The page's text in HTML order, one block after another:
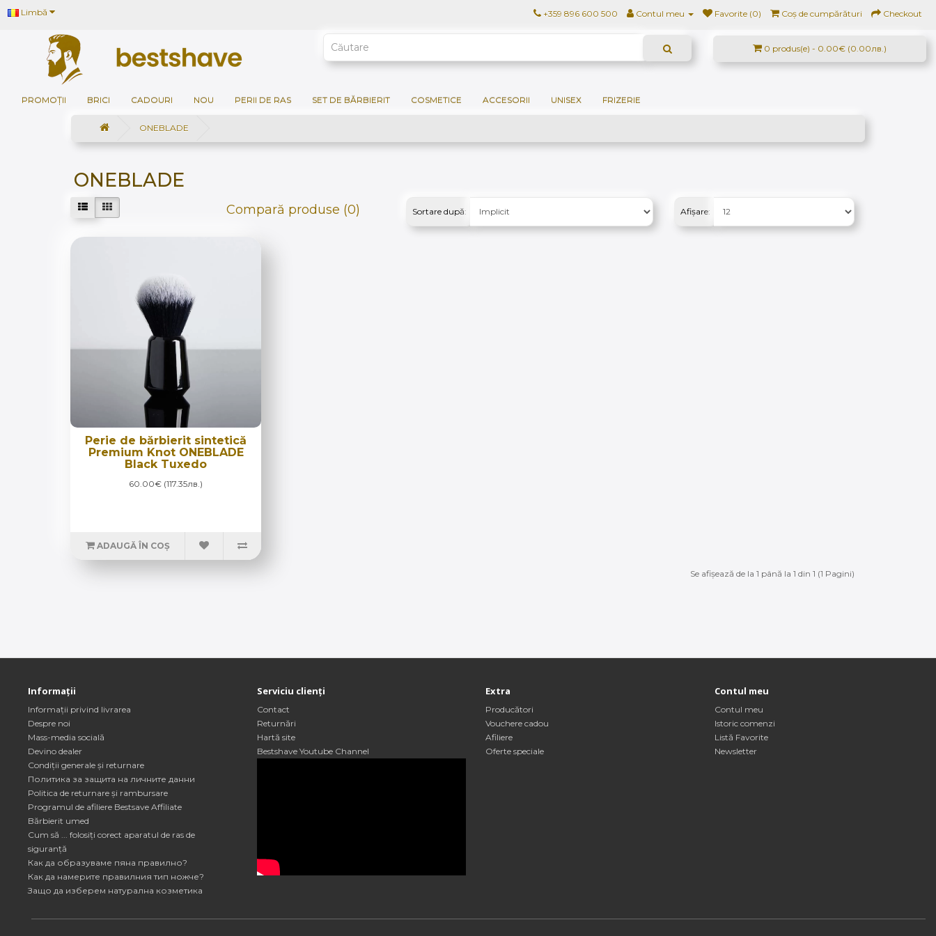
Limbă +359 896 600 500 Contul meu Favorite (0) Coș de cumpărături Checkout
0 produs(e) - 0.00€ (0.00лв.)
PROMOȚII BRICI CADOURI NOU PERII DE RAS SET DE BĂRBIERIT COSMETICE ACCESORII UNISEX FRIZERIE
ONEBLADE
ONEBLADE
Compară produse (0) Sortare după: Afișare:
Perie de bărbierit sintetică
Premium Knot ONEBLADE
Black Tuxedo
60.00€ (117.35лв.)
ADAUGĂ ÎN COȘ
Se afişează de la 1 până la 1 din 1 (1 Pagini)
Informații
Informații privind livrarea
Despre noi
Mass-media socială
Devino dealer
Condiții generale și returnare
Политика за защита на личните данни
Politica de returnare și rambursare
Programul de afiliere Bestsave Affiliate
Bărbierit umed
Cum să ... folosiți corect aparatul de ras de
siguranță
Как да образуваме пяна правилно?
Как да намерите правилния тип ножче?
Защо да изберем натурална козметика
Serviciu clienți
Contact
Returnări
Hartă site
Bestshave Youtube Channel
Extra
Producători
Vouchere cadou
Afiliere
Oferte speciale
Contul meu
Contul meu
Istoric comenzi
Listă Favorite
Newsletter